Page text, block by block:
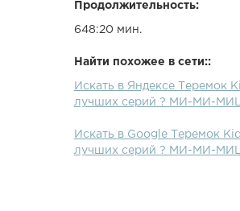
Продолжительность:
648:20 мин.
Найти похожее в сети::
Искать в Яндексе Теремок
лучших серий ? МИ-МИ-
Искать в Google Теремок
лучших серий ? МИ-МИ-